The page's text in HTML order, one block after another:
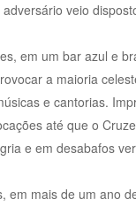
veio
em um bar azul e
a maioria
e cantorias.
até que o
e em desabafos
em mais de um ano